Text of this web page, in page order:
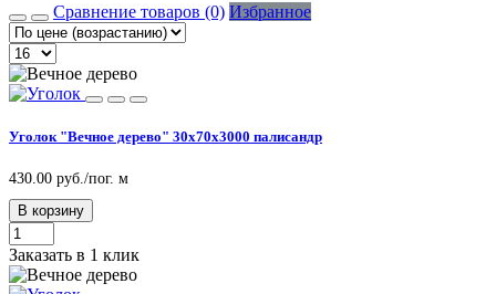
Сравнение товаров (0) Избранное
Уголок "Вечное дерево" 30х70х3000 палисандр
430.00 руб./пог. м
В корзину
Заказать в 1 клик